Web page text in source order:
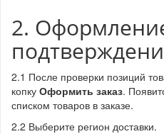
2.
2.1 После проверки позиций
копку Оформить заказ.
списком товаров в заказе.
2.2 Выберите регион доставки.